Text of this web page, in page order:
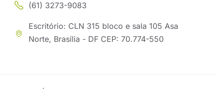
(61) 3273-9083
Escritório: CLN 315 bloco e sala 105 Asa
Norte, Brasília - DF CEP: 70.774-550